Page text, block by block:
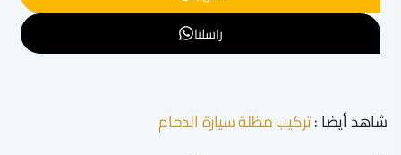
راسلنا
شاهد أيضا :تركيب مظلة سيارة الدمام